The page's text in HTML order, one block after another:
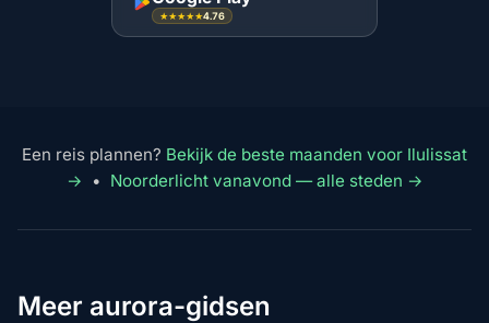
★★★★★4.76
Een reis plannen? Bekijk de beste maanden voor Ilulissat
→
• Noorderlicht vanavond — alle steden →
Meer aurora-gidsen